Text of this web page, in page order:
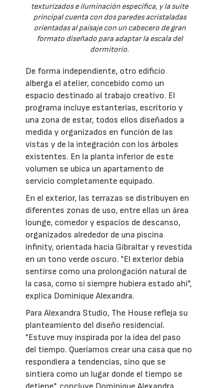
texturizados e iluminación específica, y la suite
principal cuenta con dos paredes acristaladas
orientadas al paisaje con un cabecero de gran
formato diseñado para adaptar la escala del
dormitorio.
De forma independiente, otro edificio
alberga el atelier, concebido como un
espacio destinado al trabajo creativo. El
programa incluye estanterías, escritorio y
una zona de estar, todos ellos diseñados a
medida y organizados en función de las
vistas y de la integración con los árboles
existentes. En la planta inferior de este
volumen se ubica un apartamento de
servicio completamente equipado.
En el exterior, las terrazas se distribuyen en
diferentes zonas de uso, entre ellas un área
lounge, comedor y espacios de descanso,
organizados alrededor de una piscina
infinity, orientada hacia Gibraltar y revestida
en un tono verde oscuro. "El exterior debía
sentirse como una prolongación natural de
la casa, como si siempre hubiera estado ahí",
explica Dominique Alexandra.
Para Alexandra Studio, The House refleja su
planteamiento del diseño residencial.
"Estuve muy inspirada por la idea del paso
del tiempo. Queríamos crear una casa que no
respondiera a tendencias, sino que se
sintiera como un lugar donde el tiempo se